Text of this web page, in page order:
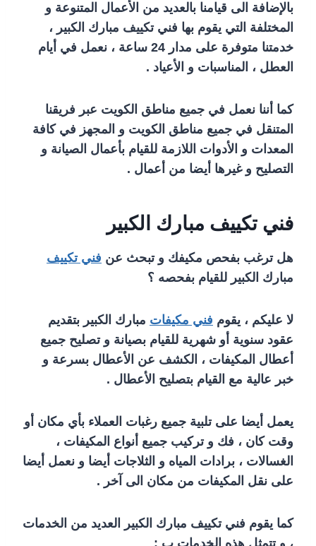
بالإضافة الى قيامنا بالعديد من الأعمال المتنوعة و
المختلفة التي يقوم بها فني تكييف مبارك الكبير ،
خدمتنا متوفرة على مدار 24 ساعة ، نعمل في أيام
العطل ، المناسبات و الأعياد .
كما أننا نعمل في جميع مناطق الكويت عبر فريقنا
المتنقل في جميع مناطق الكويت و المجهز في كافة
المعدات و الأدوات اللازمة للقيام بأعمال الصيانة و
التصليح و غيرها أيضا من أعمال .
فني تكييف مبارك الكبير
هل ترغب بفحص مكيفك و تبحث عن فني تكييف
مبارك الكبير للقيام بفحصه ؟
لا عليكم ، يقوم فني مكيفات مبارك الكبير بتقديم
عقود سنوية أو شهرية للقيام بصيانة و تصليح جميع
أعطال المكيفات ، الكشف عن الأعطال بسرعة و
خبر عالية مع القيام بتصليح الأعطال .
يعمل أيضا على تلبية جميع رغبات العملاء بأي مكان أو
وقت كان ، فك و تركيب جميع أنواع المكيفات ،
الغسالات ، برادات المياه و الثلاجات أيضا و نعمل أيضا
على نقل المكيفات من مكان الى آخر .
كما يقوم فني تكييف مبارك الكبير العديد من الخدمات